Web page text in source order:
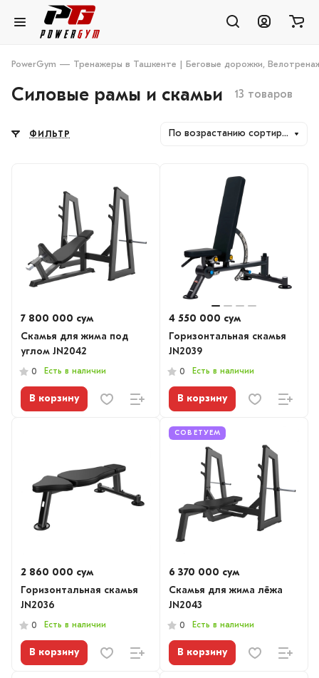
PowerGym — Тренажеры в Ташкенте | Беговые дорожки,
Силовые рамы и скамьи 13 товаров
ФИЛЬТР По возрастанию сортировки
7 800 000 сум
Скамья для жима под
углом JN2042
0 Есть в наличии
В корзину
4 550 000 сум
Горизонтальная скамья
JN2039
0 Есть в наличии
В корзину
2 860 000 сум
Горизонтальная скамья
JN2036
0 Есть в наличии
В корзину
СОВЕТУЕМ
6 370 000 сум
Скамья для жима лёжа
JN2043
0 Есть в наличии
В корзину